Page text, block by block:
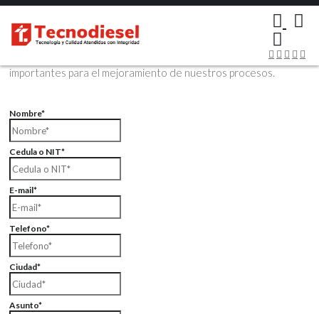
Contáctenos Vía Email
Envíenos sus datos con sus comentarios, sus opiniones son muy
importantes para el mejoramiento de nuestros procesos.
Nombre*
Cedula o NIT*
E-mail*
Telefono*
Ciudad*
Asunto*